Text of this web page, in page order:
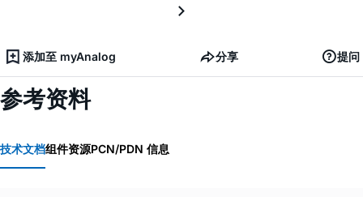
添加至 myAnalog 分享 提问
参考资料
技术文档组件资源PCN/PDN 信息